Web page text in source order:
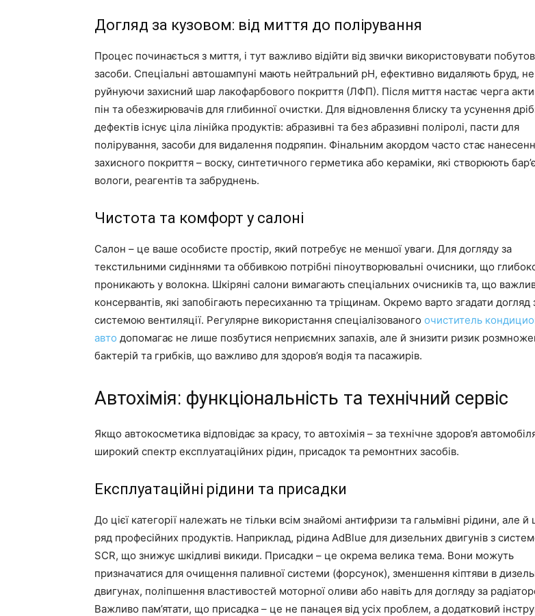
Догляд за кузовом: від миття до полірування
Процес починається з миття, і тут важливо відійти від звички використовувати
засоби. Спеціальні автошампуні мають нейтральний pH, ефективно видаляють бруд, не
руйнуючи захисний шар лакофарбового покриття (ЛФП). Після миття настає черга
пін та обезжирювачів для глибинної очистки. Для відновлення блиску та усунення
дефектів існує ціла лінійка продуктів: абразивні та без абразивні поліролі, пасти для
полірування, засоби для видалення подряпин. Фінальним акордом часто стає
захисного покриття – воску, синтетичного герметика або кераміки, які створюють
вологи, реагентів та забруднень.
Чистота та комфорт у салоні
Салон – це ваше особисте простір, який потребує не меншої уваги. Для догляду за
текстильними сидіннями та оббивкою потрібні піноутворювальні очисники, що
проникають у волокна. Шкіряні салони вимагають спеціальних очисників та, що
консервантів, які запобігають пересиханню та тріщинам. Окремо варто згадати догляд
системою вентиляції. Регулярне використання спеціалізованого очиститель
авто допомагає не лише позбутися неприємних запахів, але й знизити ризик
бактерій та грибків, що важливо для здоров’я водія та пасажирів.
Автохімія: функціональність та технічний сервіс
Якщо автокосметика відповідає за красу, то автохімія – за технічне здоров’я
широкий спектр експлуатаційних рідин, присадок та ремонтних засобів.
Експлуатаційні рідини та присадки
До цієї категорії належать не тільки всім знайомі антифризи та гальмівні рідини, але й
ряд професійних продуктів. Наприклад, рідина AdBlue для дизельних двигунів з
SCR, що знижує шкідливі викиди. Присадки – це окрема велика тема. Вони можуть
призначатися для очищення паливної системи (форсунок), зменшення кіптяви в
двигунах, поліпшення властивостей моторної оливи або навіть для догляду за
Важливо пам’ятати, що присадка – це не панацея від усіх проблем, а додатковий